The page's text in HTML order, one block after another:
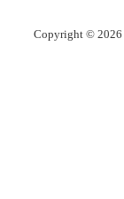
Copyright © 2026